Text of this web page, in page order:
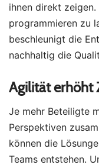
ihnen direkt
programmieren zu
beschleunigt die
nachhaltig die
Agilität erhöht
Je mehr Beteiligte
Perspektiven
können die
Teams entstehen.